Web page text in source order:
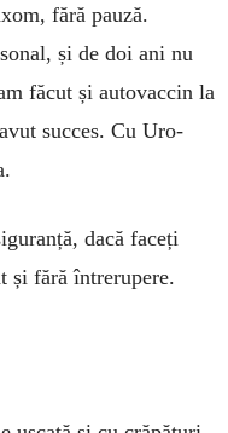
fără pau­ză.
și de doi ani nu
făcut și auto­vaccin la
succes. Cu Uro-
dacă faceți
și fără între­rupere.